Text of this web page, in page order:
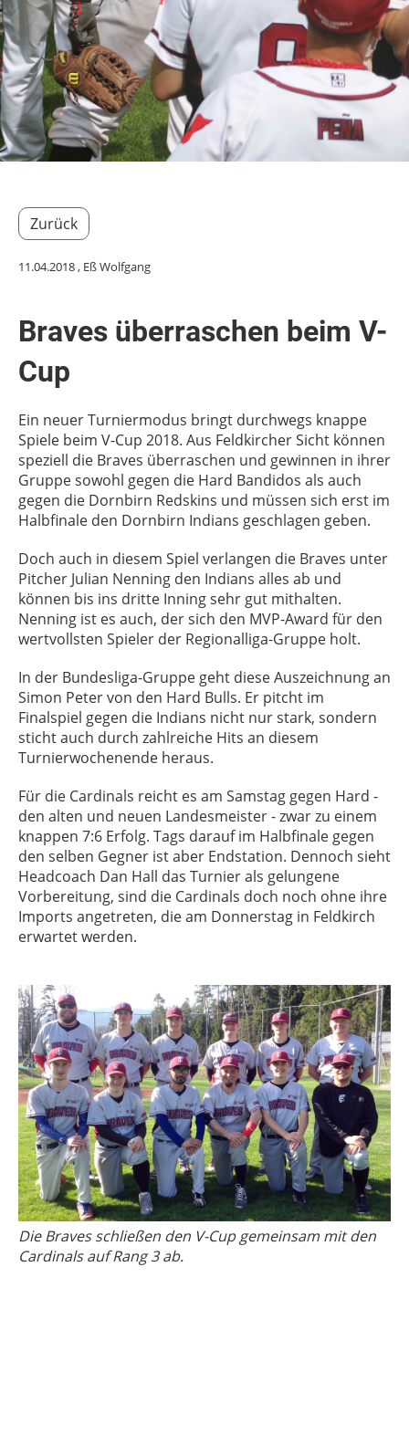
Zurück
11.04.2018, Eß Wolfgang
Braves überraschen beim V-
Cup
Ein neuer Turniermodus bringt durchwegs knappe
Spiele beim V-Cup 2018. Aus Feldkircher Sicht können
speziell die Braves überraschen und gewinnen in ihrer
Gruppe sowohl gegen die Hard Bandidos als auch
gegen die Dornbirn Redskins und müssen sich erst im
Halbfinale den Dornbirn Indians geschlagen geben.
Doch auch in diesem Spiel verlangen die Braves unter
Pitcher Julian Nenning den Indians alles ab und
können bis ins dritte Inning sehr gut mithalten.
Nenning ist es auch, der sich den MVP-Award für den
wertvollsten Spieler der Regionalliga-Gruppe holt.
In der Bundesliga-Gruppe geht diese Auszeichnung an
Simon Peter von den Hard Bulls. Er pitcht im
Finalspiel gegen die Indians nicht nur stark, sondern
sticht auch durch zahlreiche Hits an diesem
Turnierwochenende heraus.
Für die Cardinals reicht es am Samstag gegen Hard -
den alten und neuen Landesmeister - zwar zu einem
knappen 7:6 Erfolg. Tags darauf im Halbfinale gegen
den selben Gegner ist aber Endstation. Dennoch sieht
Headcoach Dan Hall das Turnier als gelungene
Vorbereitung, sind die Cardinals doch noch ohne ihre
Imports angetreten, die am Donnerstag in Feldkirch
erwartet werden.
Die Braves schließen den V-Cup gemeinsam mit den
Cardinals auf Rang 3 ab.